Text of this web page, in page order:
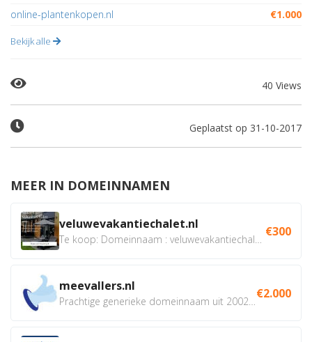
online-plantenkopen.nl
€1.000
Bekijk alle
40 Views
Geplaatst op 31-10-2017
MEER IN DOMEINNAMEN
veluwevakantiechalet.nl €300
meevallers.nl €2.000